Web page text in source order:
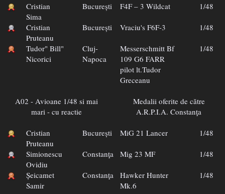
Cristian
Sima
București F4F – 3 Wildcat 1/48
Cristian
Pruteanu
București Vraciu's F6F-3 1/48
Tudor" Bill"
Nicorici
Cluj-
Napoca
Messerschmitt Bf
109 G6 FARR
pilot lt.Tudor
Greceanu
1/48
A02 - Avioane 1/48 si mai
mari - cu reactie
Medalii oferite de către
A.R.P.I.A. Constanţa
Cristian
Pruteanu
București MiG 21 Lancer 1/48
Simionescu
Ovidiu
Constanţa Mig 23 MF 1/48
Șeicamet
Samir
Constanţa
Hawker Hunter
Mk.6
1/48